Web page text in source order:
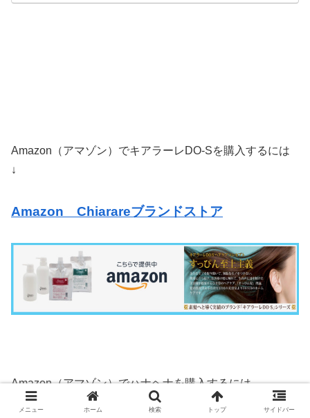
Amazon（アマゾン）でキアラーレDO-Sを購入するには
↓
Amazon Chiarareブランドストア
Amazon（アマゾン）でハナヘナを購入するには
メニュー ホーム 検索 トップ サイドバー